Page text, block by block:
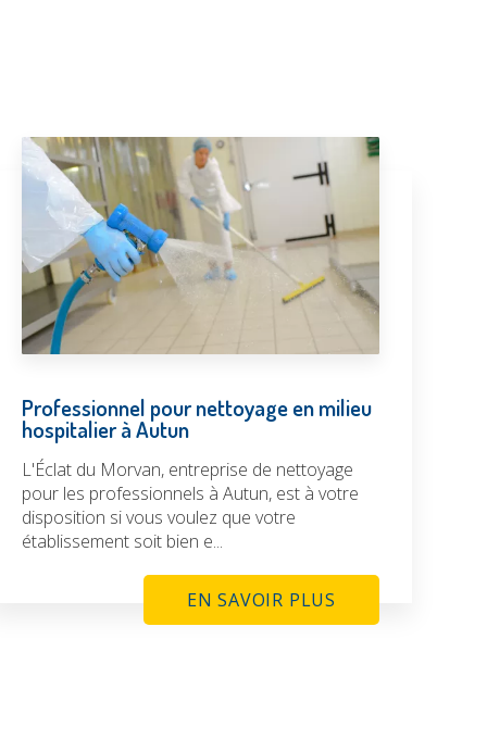
Professionnel pour nettoyage en milieu
hospitalier à Autun
L'Éclat du Morvan, entreprise de nettoyage
pour les professionnels à Autun, est à votre
disposition si vous voulez que votre
établissement soit bien e...
EN SAVOIR PLUS